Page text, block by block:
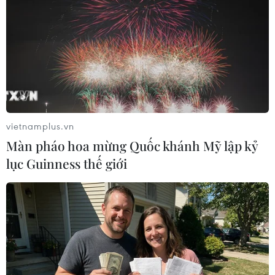
08/06/2018 08:05
Tình trạng lạm dụng quá mức túi nilon hiện nay của Việt
Nam đã khiến ô nhiễm rác thải thựa, túi nilon lên tới
mức "khủng khiếp," trở thành vấn nạn quốc gia đưa Việt
Nam đối mặt với "ô nhiễm trắng."
vietnamplus.vn
Màn pháo hoa mừng Quốc khánh Mỹ lập kỷ
lục Guinness thế giới